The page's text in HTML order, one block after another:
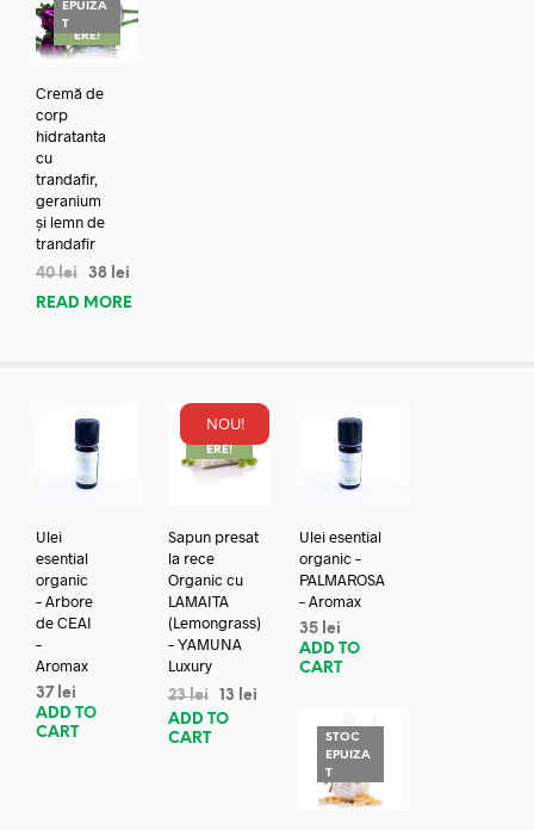
EPUIZA
TREDUC
ERE!
Cremă de
corp
hidratanta
cu
trandafir,
geranium
și lemn de
trandafir
40lei 38 lei
READ MORE
Ulei
esential
organic
– Arbore
de CEAI
–
Aromax
37 lei
ADD TO
CART
NOU!
REDUC
ERE!
Sapun presat
la rece
Organic cu
LAMAITA
(Lemongrass)
– YAMUNA
Luxury
23lei 13
lei
ADD TO
CART
Ulei esential
organic –
PALMAROSA
– Aromax
35 lei
ADD TO
CART
STOC
EPUIZA
T